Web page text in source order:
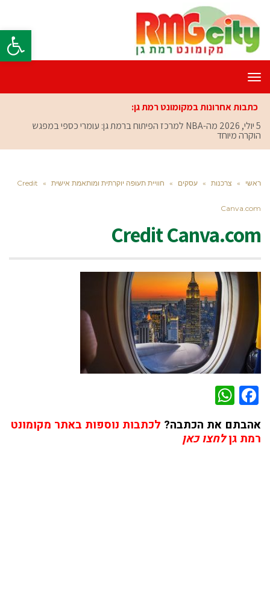
פתח
תפריט
כתבות אחרונות במקומונט רמת גן:
5 יולי, 2026
מה-NBA למרכז הפיתוח ברמת גן: עומרי כספי במפגש
הוקרה מיוחד
ראשי » צרכנות » עסקים » חוויית תעופה יוקרתית ומותאמת אישית »
Credit
Canva.com
Credit Canva.com
Facebook
אהבתם את הכתבה? לכתבות נוספות באתר מקומונט
רמת גןלחצו כאן